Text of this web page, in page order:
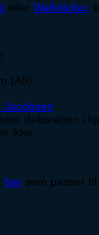
eller Wallsticker,
(A5).
Jacobsen
dekoration i
ikke
her som passer til